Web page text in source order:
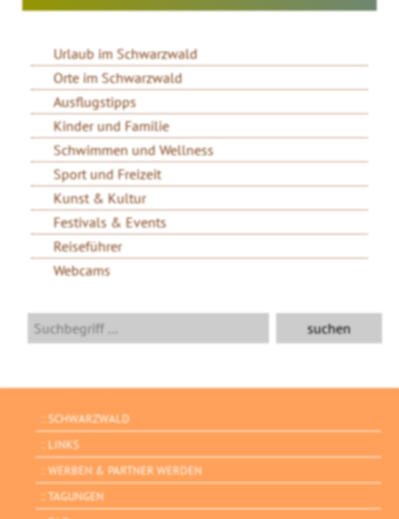
Urlaub im Schwarzwald
Orte im Schwarzwald
Ausflugstipps
Kinder und Familie
Schwimmen und Wellness
Sport und Freizeit
Kunst & Kultur
Festivals & Events
Reiseführer
Webcams
SCHWARZWALD
LINKS
WERBEN & PARTNER WERDEN
TAGUNGEN